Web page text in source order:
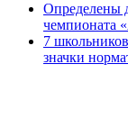
Определены
чемпионата
7
значки